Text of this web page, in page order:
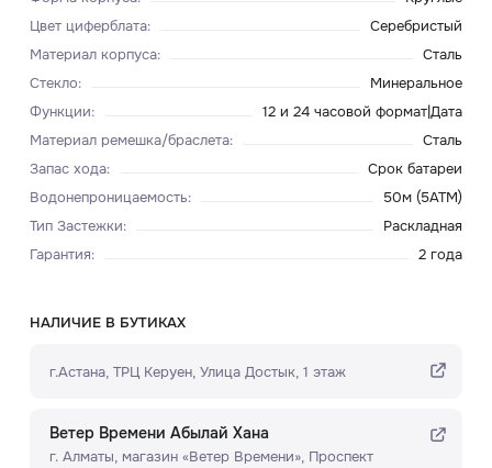
Цвет циферблата:
Серебристый
Материал корпуса:
Сталь
Стекло:
Минеральное
Функции:
12 и 24 часовой формат|Дата
Материал ремешка/браслета:
Сталь
Запас хода:
Срок батареи
Водонепроницаемость:
50м (5ATM)
Тип Застежки:
Раскладная
Гарантия: 2 года
НАЛИЧИЕ В БУТИКАХ
г.Астана, ТРЦ Керуен​, Улица Достык, 1 этаж
Ветер Времени Абылай Хана
г. Алматы, ​магазин «Ветер Времени»​, Проспект